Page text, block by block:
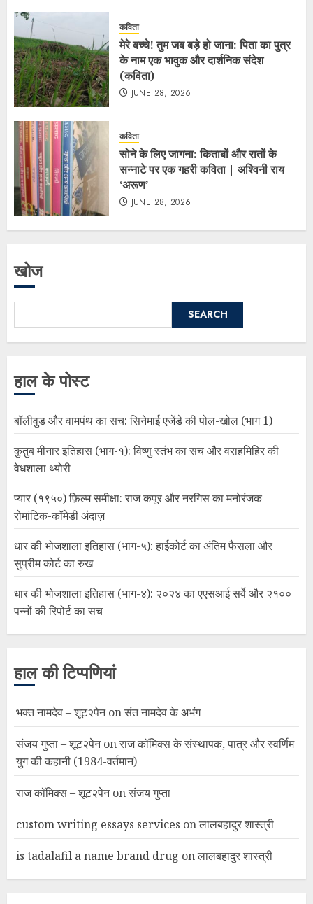
कविता
मेरे बच्चे! तुम जब बड़े हो जाना: पिता का पुत्र
के नाम एक भावुक और दार्शनिक संदेश
(कविता)
JUNE 28, 2026
कविता
सोने के लिए जागना: किताबों और रातों के
सन्नाटे पर एक गहरी कविता | अश्विनी राय
‘अरूण’
JUNE 28, 2026
खोज
SEARCH
हाल के पोस्ट
बॉलीवुड और वामपंथ का सच: सिनेमाई एजेंडे की पोल-खोल (भाग 1)
कुतुब मीनार इतिहास (भाग-१): विष्णु स्तंभ का सच और वराहमिहिर की
वेधशाला थ्योरी
प्यार (१९५०) फ़िल्म समीक्षा: राज कपूर और नरगिस का मनोरंजक
रोमांटिक-कॉमेडी अंदाज़
धार की भोजशाला इतिहास (भाग-५): हाईकोर्ट का अंतिम फैसला और
सुप्रीम कोर्ट का रुख
धार की भोजशाला इतिहास (भाग-४): २०२४ का एएसआई सर्वे और २१००
पन्नों की रिपोर्ट का सच
हाल की टिप्पणियां
भक्त नामदेव – शूट२पेनonसंत नामदेव के अभंग
संजय गुप्ता – शूट२पेनonराज कॉमिक्स के संस्थापक, पात्र और स्वर्णिम
युग की कहानी (1984-वर्तमान)
राज कॉमिक्स – शूट२पेनonसंजय गुप्ता
custom writing essays services onलालबहादुर शास्त्री
is tadalafil a name brand drug onलालबहादुर शास्त्री